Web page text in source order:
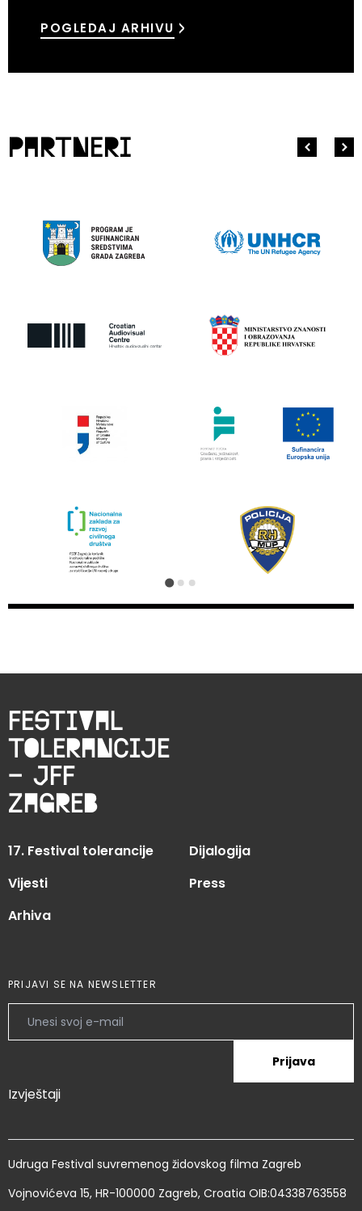
POGLEDAJ ARHIVU
partneri
Festival
tolerancije
– JFF
zagreb
17. Festival tolerancije
Dijalogija
Vijesti
Press
Arhiva
PRIJAVI SE NA NEWSLETTER
Prijava
Izvještaji
Udruga Festival suvremenog židovskog filma Zagreb
Vojnovićeva 15, HR-100000 Zagreb, Croatia OIB:04338763558